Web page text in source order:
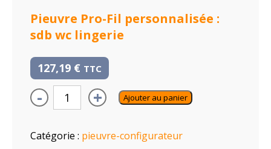
Pieuvre Pro-Fil personnalisée :
sdb wc lingerie
127,19 € TTC
- + Ajouter au panier
Catégorie : pieuvre-configurateur